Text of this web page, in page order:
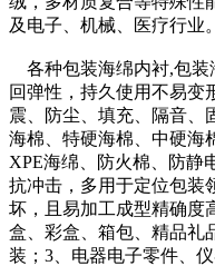
及电子、机械、医疗行业。
各种包装海绵内衬,包装
回弹性，持久使用不易变
震、防尘、填充、隔音、
海棉、特硬海棉、中硬海
XPE海绵、防火棉、防静
抗冲击，多用于定位包装
坏，且易加工成型精确度
盒、彩盒、箱包、精品礼
装；3、电器电子零件、